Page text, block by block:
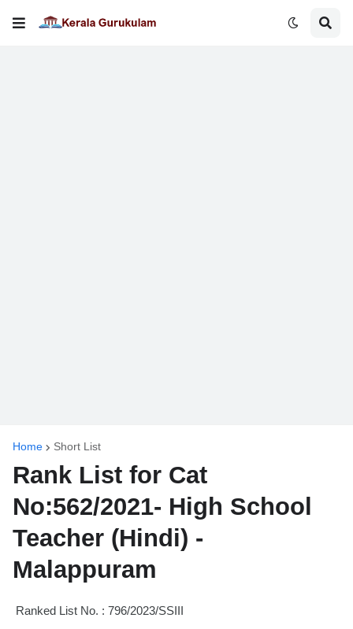
Home Short List
Rank List for Cat
No:562/2021- High School
Teacher (Hindi) -
Malappuram
Ranked List No. : 796/2023/SSIII